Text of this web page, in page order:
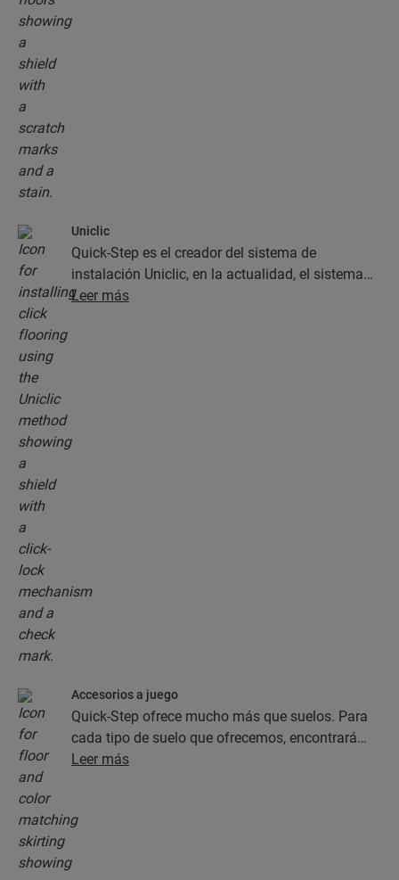
Uniclic
Quick-Step es el creador del sistema de
instalación Uniclic, en la actualidad, el sistema
estándar de instalación de clic. Use este sistema
Leer más
Accesorios a juego
Quick-Step ofrece mucho más que suelos. Para
cada tipo de suelo que ofrecemos, encontrará
una completa colección de accesorios, como
color del suelo que elija.
Leer más